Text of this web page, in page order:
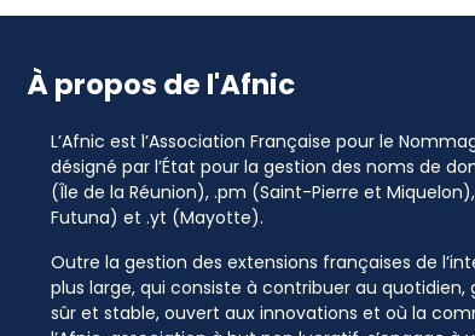
À propos de l'Afnic
L’Afnic est l’Association Française pour le
désigné par l’État pour la gestion des noms de
(Île de la Réunion), .pm (Saint-Pierre et
Futuna) et .yt (Mayotte).
Outre la gestion des extensions françaises de
plus large, qui consiste à contribuer au
sûr et stable, ouvert aux innovations et où la